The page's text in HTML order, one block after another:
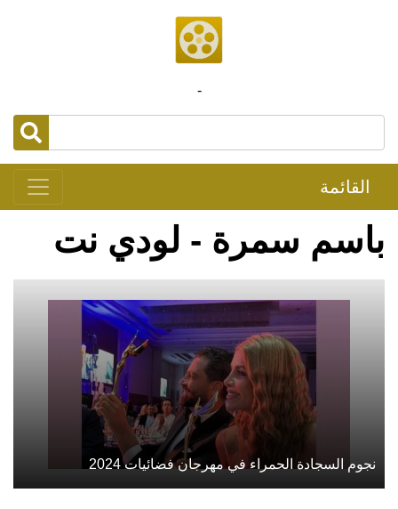
-
القائمة
باسم سمرة - لودي نت
نجوم السجادة الحمراء في مهرجان فضائيات 2024